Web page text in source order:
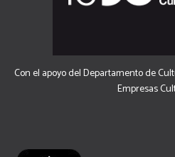
Con el apoyo del Departamento de
Empresas